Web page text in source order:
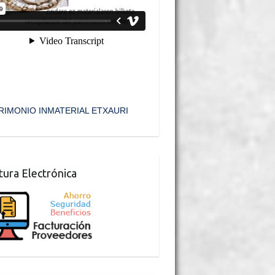
INMATERIAL ETXAURI
Electrónica